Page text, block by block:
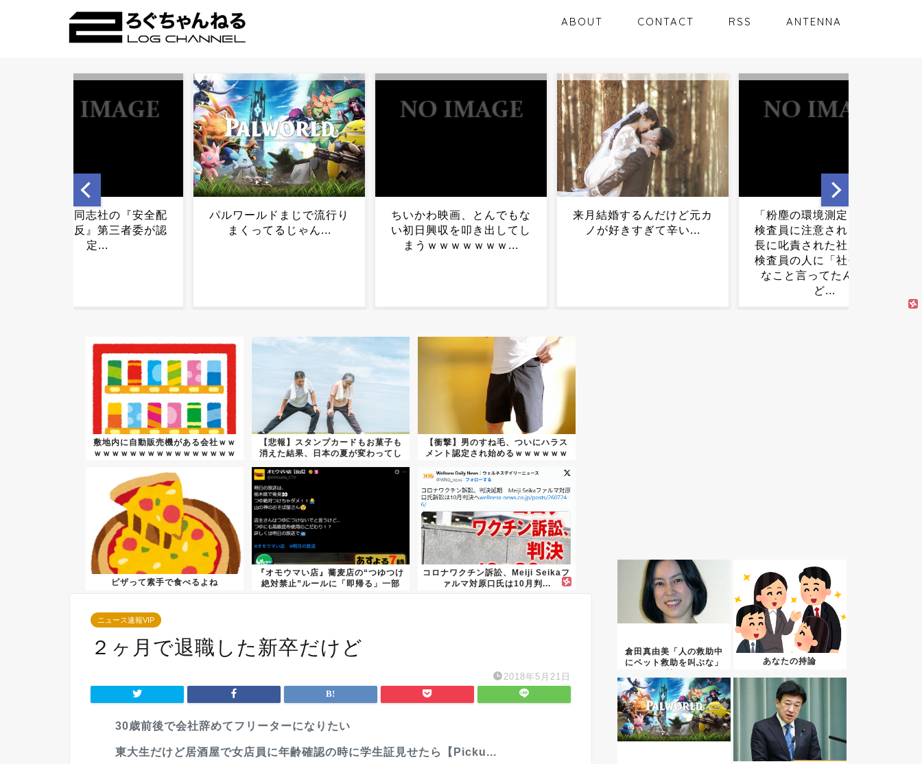
ABOUT CONTACT RSS ANTENNA
ちいかわ映画、とんでもな
い初日興収を叩き出してし
来月結婚するんだけど元カ
ノが好きすぎて辛い...
「粉塵の環境測定をしたら
検査員に注意された」と社
無期懲役、去年の仮釈放わ
ずか４人…もう実質終身刑
だった...
パルワールドまじで流行り
まくってるじゃん...
敷地内に自動販売機がある会社ｗｗ
ｗｗｗｗｗｗｗｗｗｗｗｗｗｗｗｗ
【悲報】スタンプカードもお菓子も
消えた結果、日本の夏が変わってし
【衝撃】男のすね毛、ついにハラス
メント認定され始めるｗｗｗｗｗｗ
ピザって素手で食べるよね
『オモウマい店』蕎麦店の“つゆつけ
絶対禁止”ルールに「即帰る」一部
コロナワクチン訴訟、Meiji Seikaフ
ァルマ対原口氏は10月判...
ニュース速報VIP
２ヶ月で退職した新卒だけど
2018年5月21日
30歳前後で会社辞めてフリーターになりたい
東大生だけど居酒屋で女店員に年齢確認の時に学生証見せたら【Picku...
倉田真由美「人の救助中
にペット救助を叫ぶな」
あなたの持論